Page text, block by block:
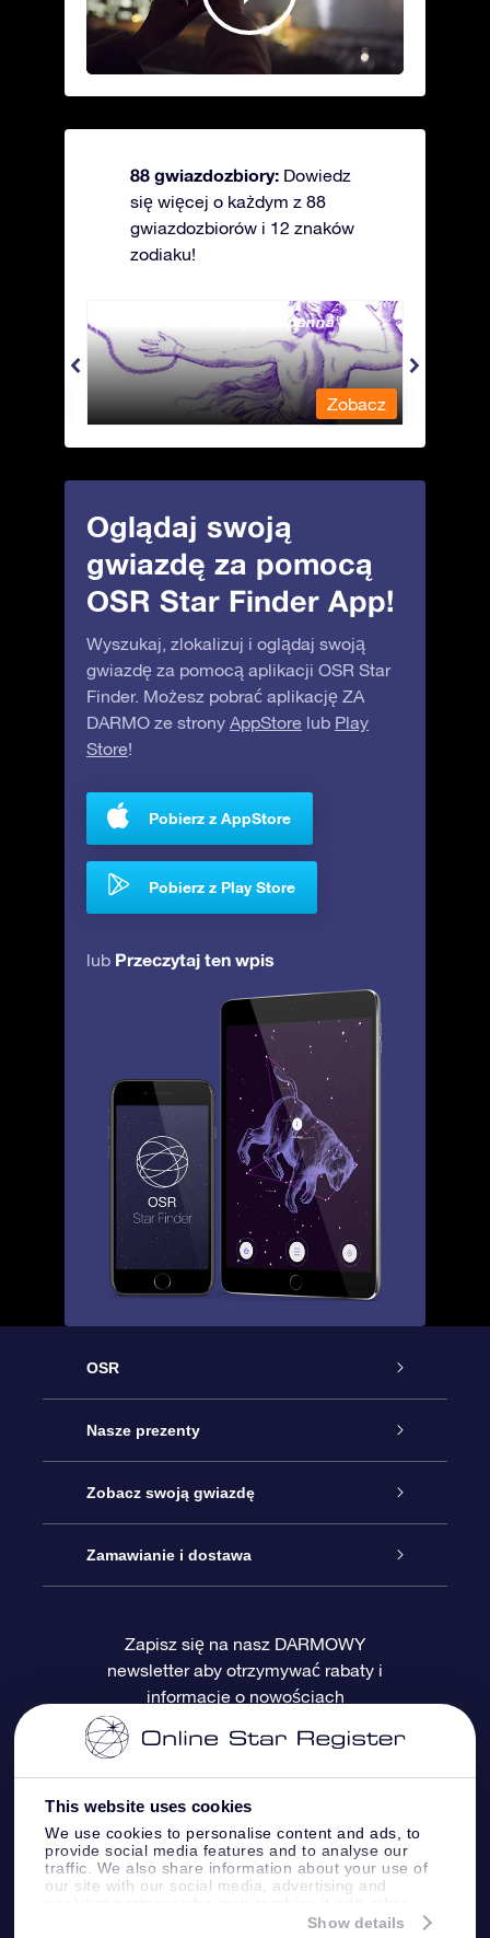
This website uses cookies
We use cookies to personalise content and ads, to
provide social media features and to analyse our
traffic. We also share information about your use of
our site with our social media, advertising and
information that you’ve provided to them or that
Show details
88 gwiazdozbiory: Dowiedz
się więcej o każdym z 88
gwiazdozbiorów i 12 znaków
zodiaku!
Andromeda - Związana panna
Zobacz
Oglądaj swoją
gwiazdę za pomocą
OSR Star Finder App!
Wyszukaj, zlokalizuj i oglądaj swoją
gwiazdę za pomocą aplikacji OSR Star
Finder. Możesz pobrać aplikację ZA
DARMO ze strony AppStore lub Play
Store!
Pobierz z AppStore
Pobierz z Play Store
lub Przeczytaj ten wpis
OSR
Obsługa
Kontakt
Blog
Recenzje
Nasze prezenty
Podarunek Gwiazda Online
Pakiet Podarunkowy OSR
Karta podarunkowa OSR
Prezenty firmowe
Zobacz swoją gwiazdę
Rejestr Gwiazd
Sprsonalizowana Strona Gwiazdy
One Million Stars
Gwieździsty Wygaszacz Ekranu OSR
Aplikacja VR „Fly me to the stars”
Zamawianie i dostawa
Metody płatności
Dostawa
Polityka zwrotów
Gwiazdozbiorach
Zapisz się na nasz DARMOWY
newsletter aby otrzymywać rabaty i
informacje o nowościach